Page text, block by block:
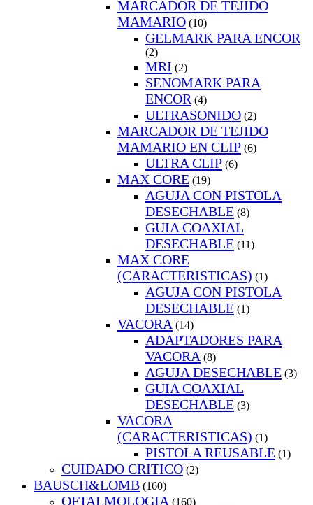
MARCADOR DE TEJIDO
MAMARIO (10)
GELMARK PARA ENCOR
(2)
MRI (2)
SENOMARK PARA
ENCOR (4)
ULTRASONIDO (2)
MARCADOR DE TEJIDO
MAMARIO EN CLIP (6)
ULTRA CLIP (6)
MAX CORE (19)
AGUJA CON PISTOLA
DESECHABLE (8)
GUIA COAXIAL
DESECHABLE (11)
MAX CORE
(CARACTERISTICAS) (1)
AGUJA CON PISTOLA
DESECHABLE (1)
VACORA (14)
ADAPTADORES PARA
VACORA (8)
AGUJA DESECHABLE (3)
GUIA COAXIAL
DESECHABLE (3)
VACORA
(CARACTERISTICAS) (1)
PISTOLA REUSABLE (1)
CUIDADO CRITICO (2)
BAUSCH&LOMB (160)
OFTALMOLOGIA (160)